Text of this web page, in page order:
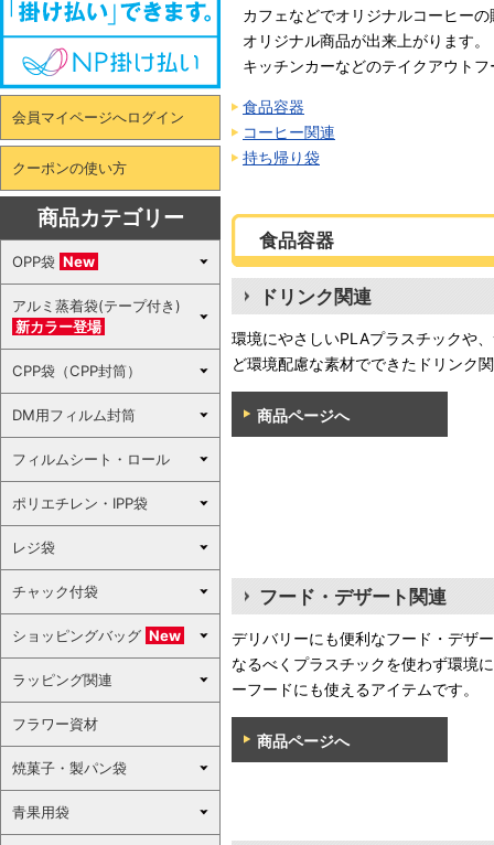
カフェなどでオリジナルコーヒー
オリジナル商品が出来上がります。
キッチンカーなどのテイクアウト
食品容器
コーヒー関連
持ち帰り袋
食品容器
ドリンク関連
環境にやさしいPLAプラスチックや
ど環境配慮な素材でできたドリンク
商品ページへ
フード・デザート関連
デリバリーにも便利なフード・デザ
なるべくプラスチックを使わず環境
ーフードにも使えるアイテムです。
商品ページへ
会員マイページへログイン
クーポンの使い方
商品カテゴリー
OPP袋 New
アルミ蒸着袋(テープ付き)
新カラー登場
CPP袋（CPP封筒）
DM用フィルム封筒
フィルムシート・ロール
ポリエチレン・IPP袋
レジ袋
チャック付袋
ショッピングバッグ New
ラッピング関連
フラワー資材
焼菓子・製パン袋
青果用袋